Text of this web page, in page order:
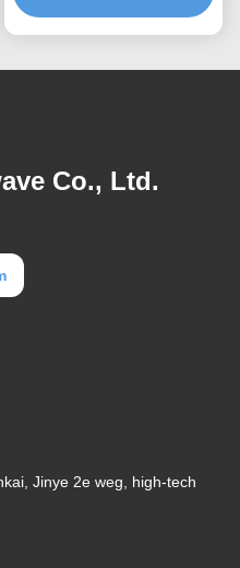
en structuurgebaseerde
Co., Ltd.
Jinye 2e weg, high-tech